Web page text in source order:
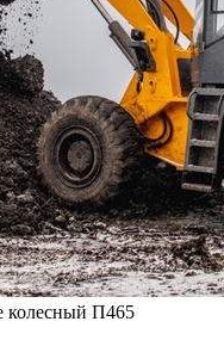
колесный П465